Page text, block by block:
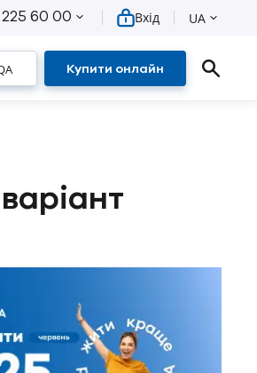
60 00 Вхід UA
Купити онлайн